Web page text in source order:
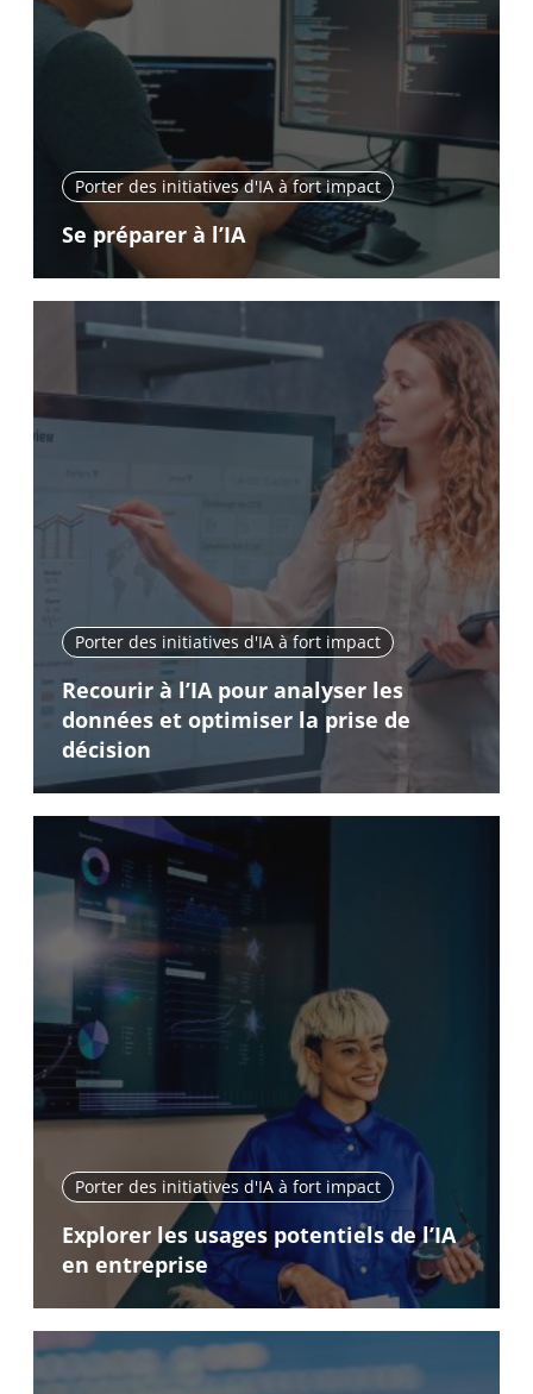
Porter des initiatives d'IA à fort impact
Se préparer à l’IA
Porter des initiatives d'IA à fort impact
Recourir à l’IA pour analyser les
données et optimiser la prise de
décision
Porter des initiatives d'IA à fort impact
Explorer les usages potentiels de l’IA
en entreprise